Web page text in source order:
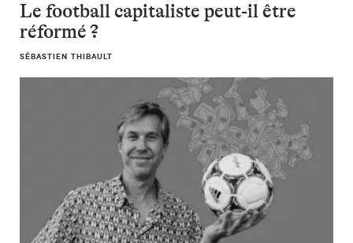
Le football capitaliste peut-il être
réformé ?
SÉBASTIEN THIBAULT